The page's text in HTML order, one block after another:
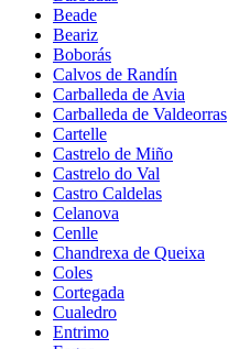
Beade
Beariz
Boborás
Calvos de Randín
Carballeda de Avia
Carballeda de Valdeorras
Cartelle
Castrelo de Miño
Castrelo do Val
Castro Caldelas
Celanova
Cenlle
Chandrexa de Queixa
Coles
Cortegada
Cualedro
Entrimo